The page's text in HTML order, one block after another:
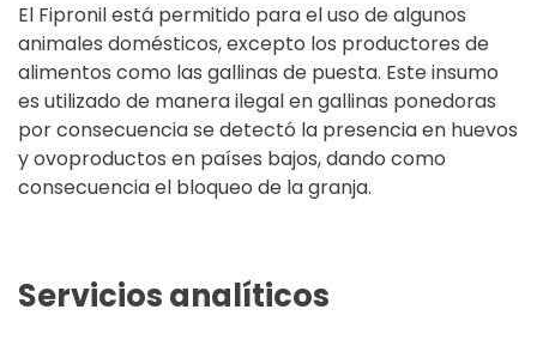
El Fipronil está permitido para el uso de algunos
animales domésticos, excepto los productores de
alimentos como las gallinas de puesta. Este insumo
es utilizado de manera ilegal en gallinas ponedoras
por consecuencia se detectó la presencia en huevos
y ovoproductos en países bajos, dando como
consecuencia el bloqueo de la granja.
Servicios analíticos